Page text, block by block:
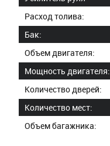
Расход толива:
Бак:
Объем двигателя:
Мощность двигателя:
Количество дверей:
Количество мест:
Объем багажника: